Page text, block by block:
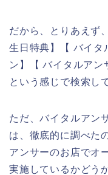
だから、とりあえず
生日特典】【 バイタ
ン】【 バイタルアン
という感じで検索し
ただ、バイタルアン
は、徹底的に調べた
アンサーのお店でオ
実施しているかどう